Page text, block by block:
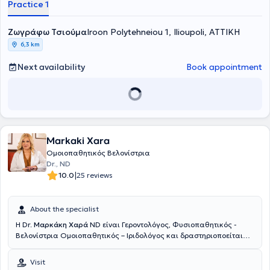
Dermatological Diseases of Athens "Andreas Syngros" of the
attended the Classical Homeopathy training program and, following
examinations, received the corresponding diploma from the Hellenic
Society of Homeopathic Medicine.
Practice 1
Ζωγράφω ΤσιούμαIroon Polytehneiou 1, Ilioupoli, ΑΤΤΙΚΗ
6,3 km
Next availability Book appointment
Markaki Xara
Ομοιοπαθητικός Βελονίστρια
Dr., ND
10.0|25 reviews
About the specialist
Η Dr. Μαρκάκη Χαρά ND είναι Γεροντολόγος, Φυσιοπαθητικός -
Βελονίστρια Ομοιοπαθητικός – Ιριδολόγος και δραστηριοποείται
University of America) με ειδίκευση στην Αντιγήρανση και την
εξισορρόπηση ορμονικών διαταραχών, Φυσιοπαθητική – Κυτταρική
Visit